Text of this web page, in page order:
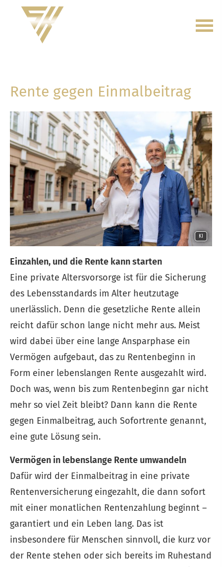
Rente gegen Einmalbeitrag
KI
Einzahlen, und die Rente kann starten
Eine private Alters­vorsorge ist für die Sicherung
des Lebensstandards im Alter heutzutage
unerlässlich. Denn die gesetzliche Rente allein
reicht dafür schon lange nicht mehr aus. Meist
wird dabei über eine lange Ansparphase ein
Vermögen aufgebaut, das zu Rentenbeginn in
Form einer lebenslangen Rente ausgezahlt wird.
Doch was, wenn bis zum Rentenbeginn gar nicht
mehr so viel Zeit bleibt? Dann kann die Rente
gegen Einmalbeitrag, auch Sofortrente genannt,
eine gute Lösung sein.
Vermögen in lebenslange Rente umwandeln
Dafür wird der Einmalbeitrag in eine private
Rentenversicherung eingezahlt, die dann sofort
mit einer monatlichen Rentenzahlung beginnt –
garantiert und ein Leben lang. Das ist
insbesondere für Menschen sinnvoll, die kurz vor
der Rente stehen oder sich bereits im Ruhestand